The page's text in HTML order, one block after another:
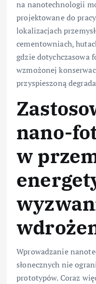
na nanotechnologii
projektowane do
lokalizacjach
cementowniach,
gdzie dotychczasowa
wzmożonej
przyspieszoną
nano-
w
Wprowadzanie
słonecznych nie
prototypów. Coraz